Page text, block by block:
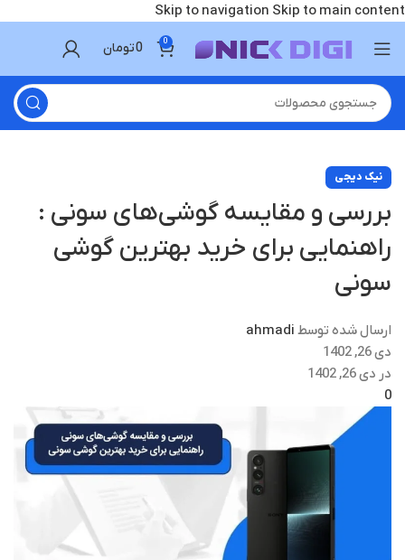
Skip to navigation Skip to main content
0
0تومان
نیک دیجی
بررسی و مقایسه گوشی‌های سونی :
راهنمایی برای خرید بهترین گوشی
سونی
ارسال شده توسط ahmadi
دی 26, 1402
در دی 26, 1402
0